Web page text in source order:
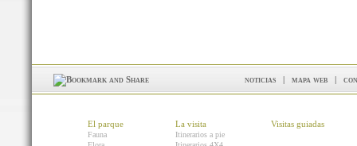
noticias | mapa web |
El parque
Fauna
La visita
Itinerarios a pie
Visitas guiadas